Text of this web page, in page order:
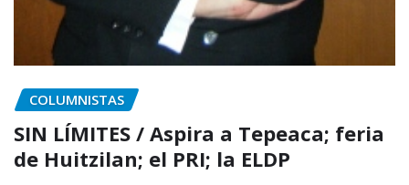
COLUMNISTAS
SIN LÍMITES / Aspira a Tepeaca; feria
de Huitzilan; el PRI; la ELDP